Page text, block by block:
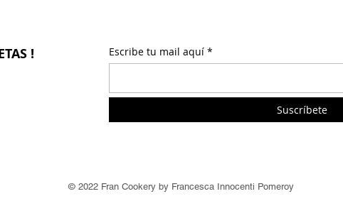
! Escribe tu mail aquí
Suscríbete
© 2022 Fran Cookery by Francesca Innocenti Pomeroy